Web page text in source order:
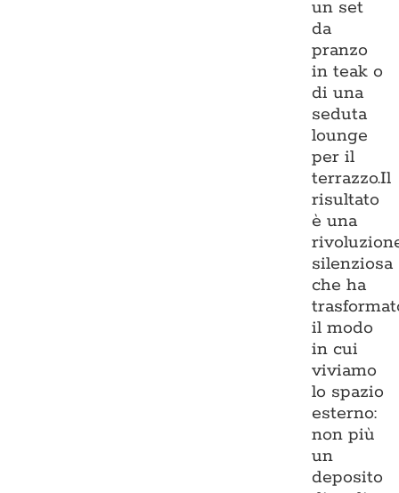
un set
da
pranzo
in teak o
di una
seduta
lounge
per il
terrazzo.Il
risultato
è una
silenziosa
che ha
il modo
in cui
viviamo
lo spazio
esterno:
non più
un
deposito